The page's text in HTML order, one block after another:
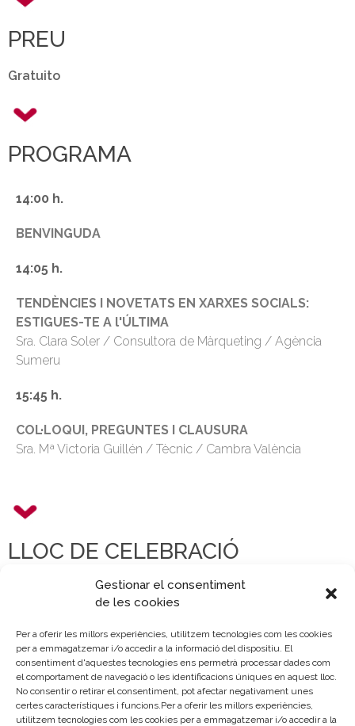
Gestionar el consentiment
de les cookies
Per a oferir les millors experiències, utilitzem tecnologies com les cookies
per a emmagatzemar i/o accedir a la informació del dispositiu. El
consentiment d'aquestes tecnologies ens permetrà processar dades com
el comportament de navegació o les identificacions úniques en aquest lloc.
No consentir o retirar el consentiment, pot afectar negativament unes
certes característiques i funcions.Per a oferir les millors experiències,
utilitzem tecnologies com les cookies per a emmagatzemar i/o accedir a la
PREU
Gratuito
PROGRAMA
14:00 h.
BENVINGUDA
14:05 h.
TENDÈNCIES I NOVETATS EN XARXES SOCIALS:
ESTIGUES-TE A l'ÚLTIMA
Sra. Clara Soler / Consultora de Màrqueting / Agència
Sumeru
15:45 h.
COL·LOQUI, PREGUNTES I CLAUSURA
Sra. Mª Victoria Guillén / Tècnic / Cambra València
LLOC DE CELEBRACIÓ
Webinar - Cambra València | Sessió En línia
Inscripció Descarregar programa
Patrocina